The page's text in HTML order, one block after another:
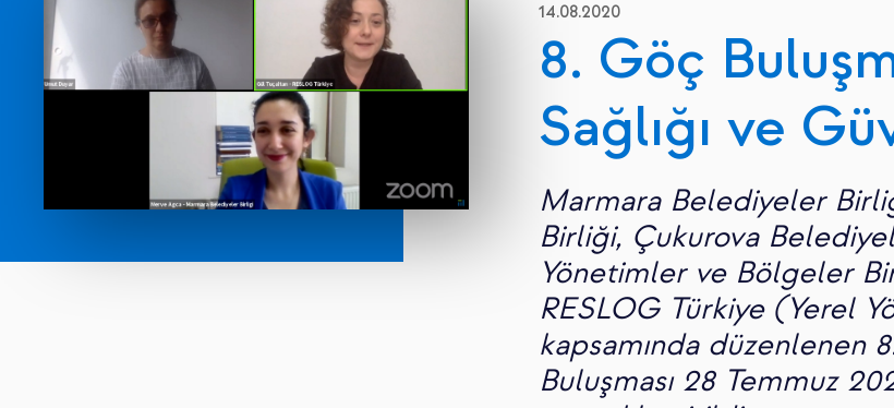
14.08.2020
8. Göç
Sağlığı ve
Marmara Belediyeler
Birliği, Çukurova
Yönetimler ve Bölgeler
RESLOG Türkiye (Yerel
kapsamında düzenlenen
Buluşması 28 Temmuz